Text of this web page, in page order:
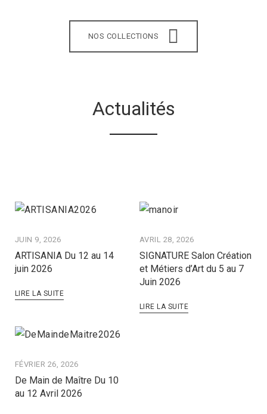
NOS COLLECTIONS
Actualités
JUIN 9, 2026
ARTISANIA Du 12 au 14
juin 2026
LIRE LA SUITE
AVRIL 28, 2026
SIGNATURE Salon Création
et Métiers d’Art du 5 au 7
Juin 2026
LIRE LA SUITE
FÉVRIER 26, 2026
De Main de Maître Du 10
au 12 Avril 2026